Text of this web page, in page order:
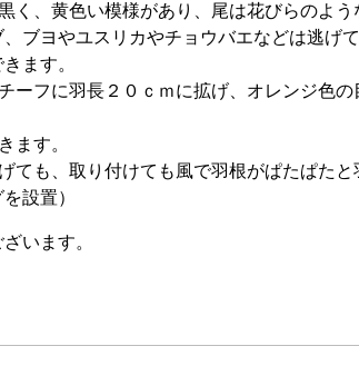
く、黄色い模様があり、尾は花びらのよ
ブヨやユスリカやチョウバエなどは逃げ
ます。
フに羽長２０ｃｍに拡げ、オレンジ色の
ます。
ても、取り付けても風で羽根がぱたぱた
設置）
います。